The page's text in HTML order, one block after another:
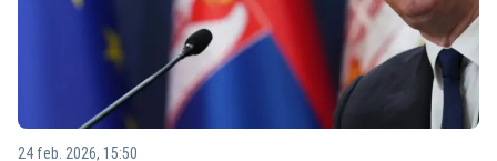
24 feb. 2026, 15:50